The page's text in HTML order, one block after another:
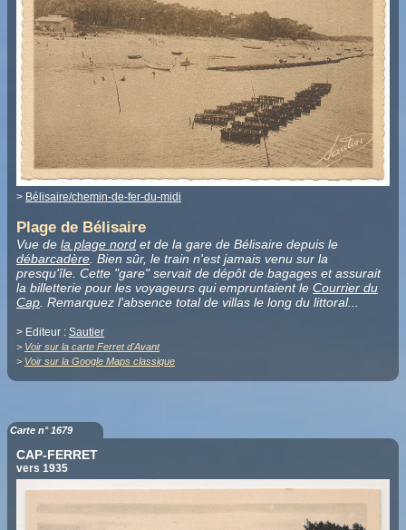
> Bélisaire/chemin-de-fer-du-midi
Plage de Bélisaire
Vue de la plage nord et de la gare de Bélisaire depuis le
débarcadère . Bien sûr, le train n'est jamais venu sur la
presqu'île. Cette "gare" servait de dépôt de bagages et assurait
la billetterie pour les voyageurs qui empruntaient le Courrier du
Cap . Remarquez l'absence total de villas le long du littoral...
> Editeur : Sautier
> Voir sur la carte Ferret d'Avant
> Voir sur la Google Maps classique
Carte n° 1679
CAP-FERRET
vers 1935